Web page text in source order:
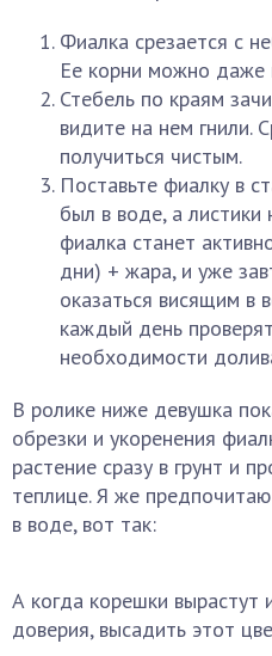
Фиалка срезается с
Ее корни можно даже
Стебель по краям
видите на нем гнили.
получиться чистым.
Поставьте фиалку в
был в воде, а листики
фиалка станет
дни) + жара, и уже
оказаться висящим в
каждый день
необходимости
В ролике ниже девушка
обрезки и укоренения
растение сразу в грунт и
теплице. Я же
в воде, вот так:
А когда корешки вырастут
доверия, высадить этот